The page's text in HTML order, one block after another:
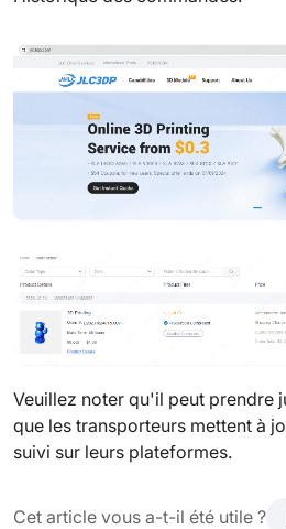
Veuillez noter qu'il peut prendre
que les transporteurs mettent à
suivi sur leurs plateformes.
Cet article vous a-t-il été utile ?